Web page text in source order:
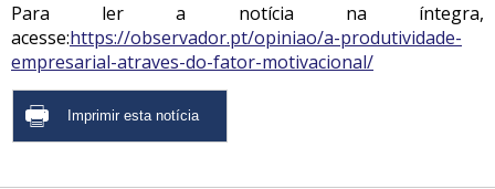
Para ler a notícia na íntegra,
acesse:https://observador.pt/opiniao/a-produtividade-
empresarial-atraves-do-fator-motivacional/